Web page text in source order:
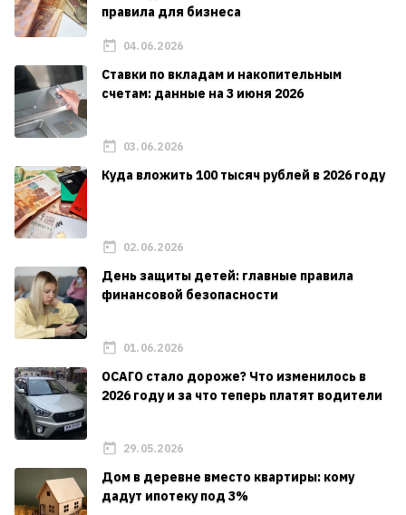
правила для бизнеса
04.06.2026
Ставки по вкладам и накопительным
счетам: данные на 3 июня 2026
03.06.2026
Куда вложить 100 тысяч рублей в 2026 году
02.06.2026
День защиты детей: главные правила
финансовой безопасности
01.06.2026
ОСАГО стало дороже? Что изменилось в
2026 году и за что теперь платят водители
29.05.2026
Дом в деревне вместо квартиры: кому
дадут ипотеку под 3%